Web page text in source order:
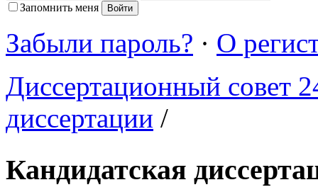
Запомнить меня
Забыли пароль? · О
Диссертационный совет
диссертации /
Кандидатская